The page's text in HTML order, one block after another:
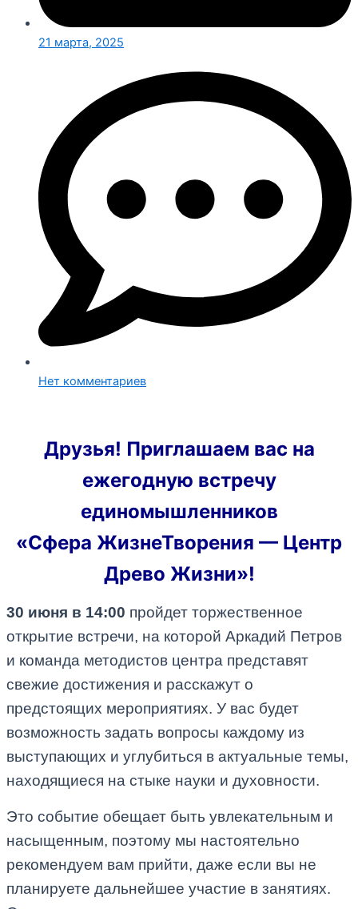
21 марта, 2025
Нет комментариев
Друзья! Приглашаем вас на
ежегодную встречу
единомышленников
«Сфера ЖизнеТворения — Центр
Древо Жизни»!
30 июня в 14:00 пройдет торжественное
открытие встречи, на которой Аркадий Петров
и команда методистов центра представят
свежие достижения и расскажут о
предстоящих мероприятиях. У вас будет
возможность задать вопросы каждому из
выступающих и углубиться в актуальные темы,
находящиеся на стыке науки и духовности.
Это событие обещает быть увлекательным и
насыщенным, поэтому мы настоятельно
рекомендуем вам прийти, даже если вы не
планируете дальнейшее участие в занятиях.